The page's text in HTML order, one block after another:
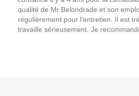
qualité de Mr Belondrade et son
régulièrement pour l'entretien. Il est
travaille sérieusement. Je